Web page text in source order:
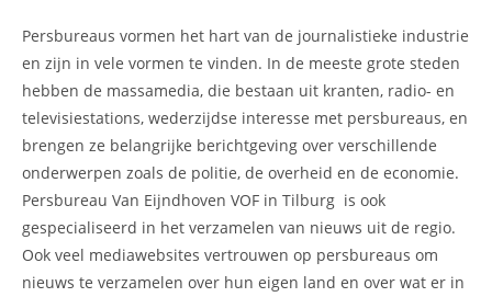
Persbureaus vormen het hart van de journalistieke industrie
en zijn in vele vormen te vinden. In de meeste grote steden
hebben de massamedia, die bestaan uit kranten, radio- en
televisiestations, wederzijdse interesse met persbureaus, en
brengen ze belangrijke berichtgeving over verschillende
onderwerpen zoals de politie, de overheid en de economie.
Persbureau Van Eijndhoven VOF in Tilburg is ook
gespecialiseerd in het verzamelen van nieuws uit de regio.
Ook veel mediawebsites vertrouwen op persbureaus om
nieuws te verzamelen over hun eigen land en over wat er in